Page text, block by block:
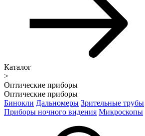
Каталог
>
Оптические приборы
Оптические приборы
Бинокли Дальномеры Зрительные трубы
Приборы ночного видения Микроскопы